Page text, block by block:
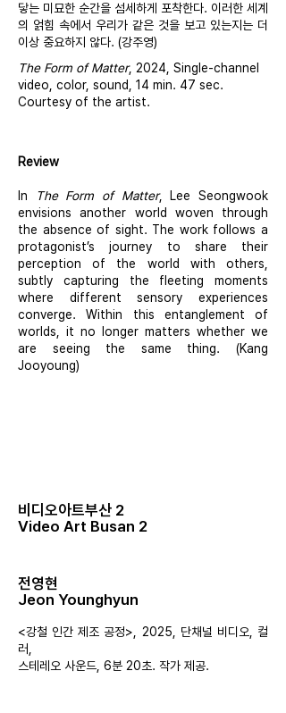
닿는 미묘한 순간을 섬세하게 포착한다. 이러한 세계
의 얽힘 속에서 우리가 같은 것을 보고 있는지는 더
이상 중요하지 않다. (강주영)
The Form of Matter, 2024, Single-channel
video, color, sound, 14 min. 47 sec.
Courtesy of the artist.
Review
In The Form of Matter, Lee Seongwook
envisions another world woven through
the absence of sight. The work follows a
protagonist’s journey to share their
perception of the world with others,
subtly capturing the fleeting moments
where different sensory experiences
converge. Within this entanglement of
worlds, it no longer matters whether we
are seeing the same thing. (Kang
Jooyoung)
비디오아트부산 2
Video Art Busan 2
전영현
Jeon Younghyun
<강철 인간 제조 공정>, 2025, 단채널 비디오, 컬
러,
스테레오 사운드, 6분 20초. 작가 제공.